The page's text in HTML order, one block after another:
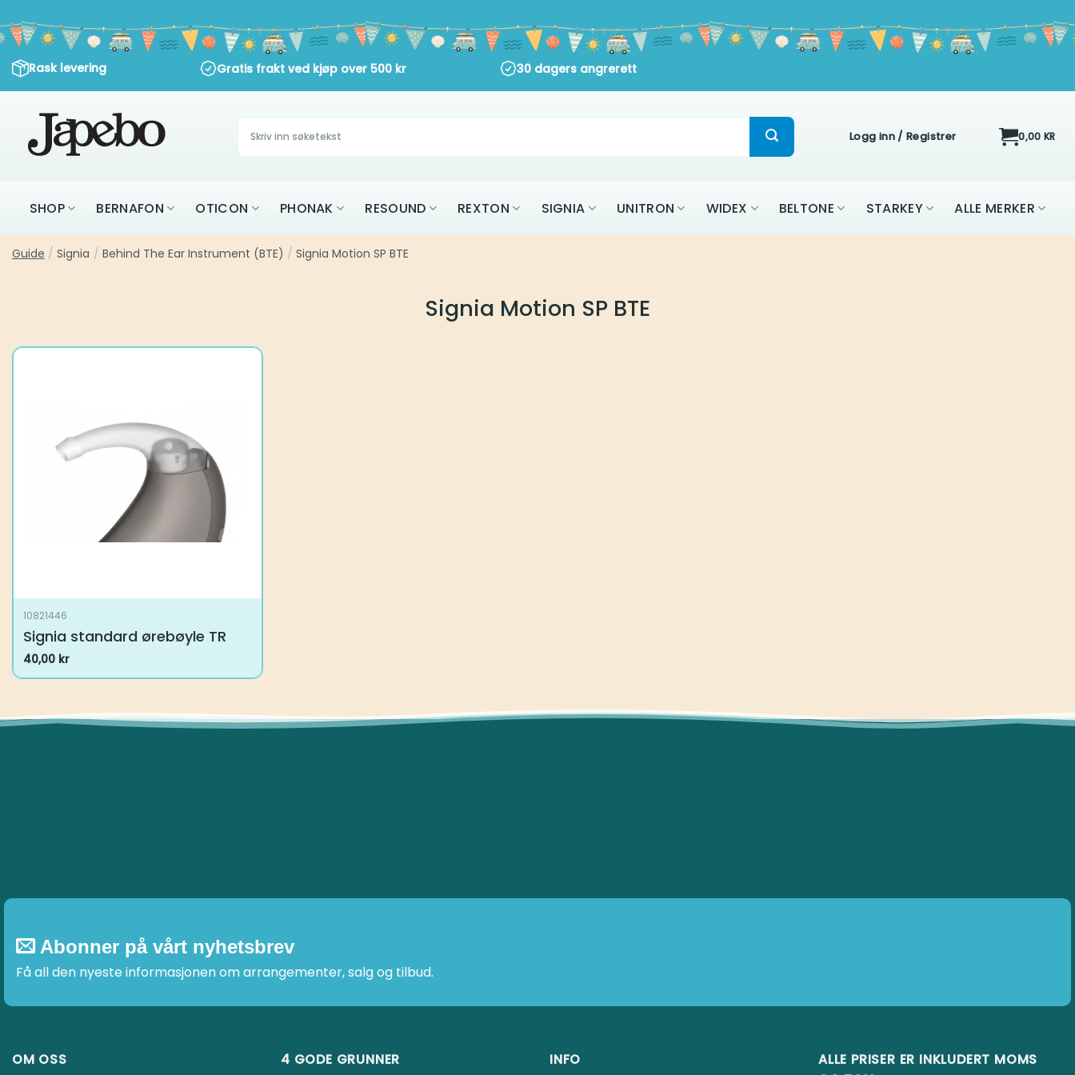
to
content
Rask levering Gratis frakt ved kjøp over 500 kr 30 dagers angrerett
Søk
etter:
Logg inn / Registrer 0,00 KR
SHOP BERNAFON OTICON PHONAK RESOUND REXTON SIGNIA UNITRON WIDEX BELTONE STARKEY ALLE MERKER
Guide / Signia / Behind The Ear Instrument (BTE) / Signia Motion SP BTE
Signia Motion SP BTE
10821446
Signia standard ørebøyle TR
40,00kr
Abonner på vårt nyhetsbrev
Få all den nyeste informasjonen om arrangementer, salg og tilbud.
OM OSS 4 GODE GRUNNER INFO
ALLE PRISER ER INKLUDERT MOMS